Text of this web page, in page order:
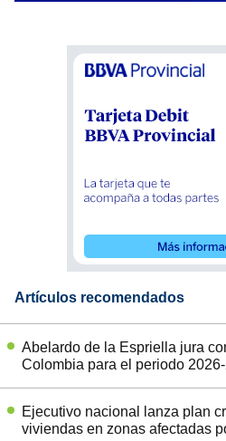
Artículos recomendados
Abelardo de la Espriella jura
Colombia para el periodo
Ejecutivo nacional lanza plan
viviendas en zonas afectadas